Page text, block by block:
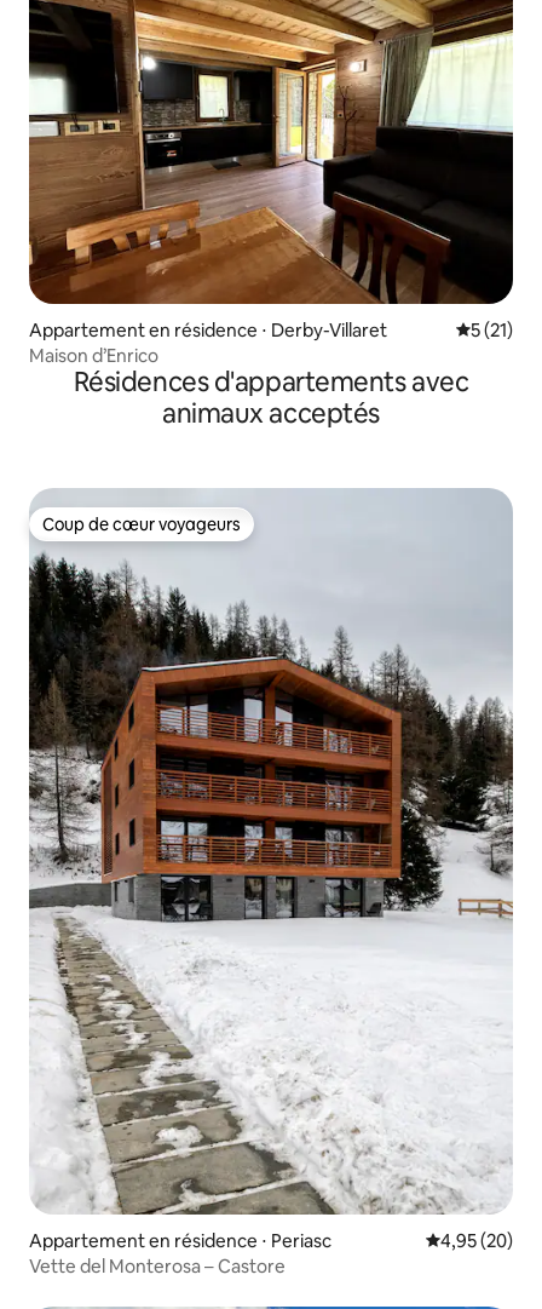
Appartement en résidence ⋅ Derby-Villaret
5 (21)
Maison d’Enrico
Résidences d'appartements avec
animaux acceptés
Coup de cœur voyageurs
Coup de cœur voyageurs
Appartement en résidence ⋅ Periasc Évaluation
4,95 (20)
Vette del Monterosa – Castore